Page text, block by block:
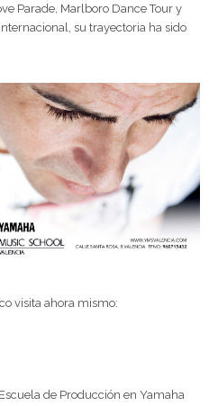
Parade, Marlboro Dance Tour y
su trayectoria ha sido
visita ahora mismo:
de Producción en Yamaha